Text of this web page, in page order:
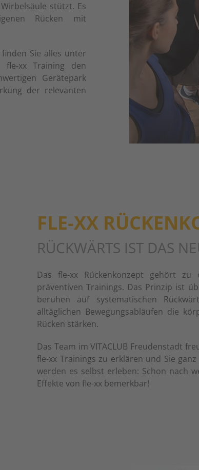
stützt. Es
Rücken mit
Sie alles unter
xx Training den
Gerätepark
der relevanten
FLE-XX
RÜCKWÄRTS IST DAS
Das fle-xx Rückenkonzept gehört
präventiven Trainings. Das Prinzip ist
beruhen auf systematischen
alltäglichen Bewegungsabläufen die
Rücken stärken.
Das Team im VITACLUB Freudenstadt
fle-xx Trainings zu erklären und Sie
werden es selbst erleben: Schon nach
Effekte von fle-xx bemerkbar!